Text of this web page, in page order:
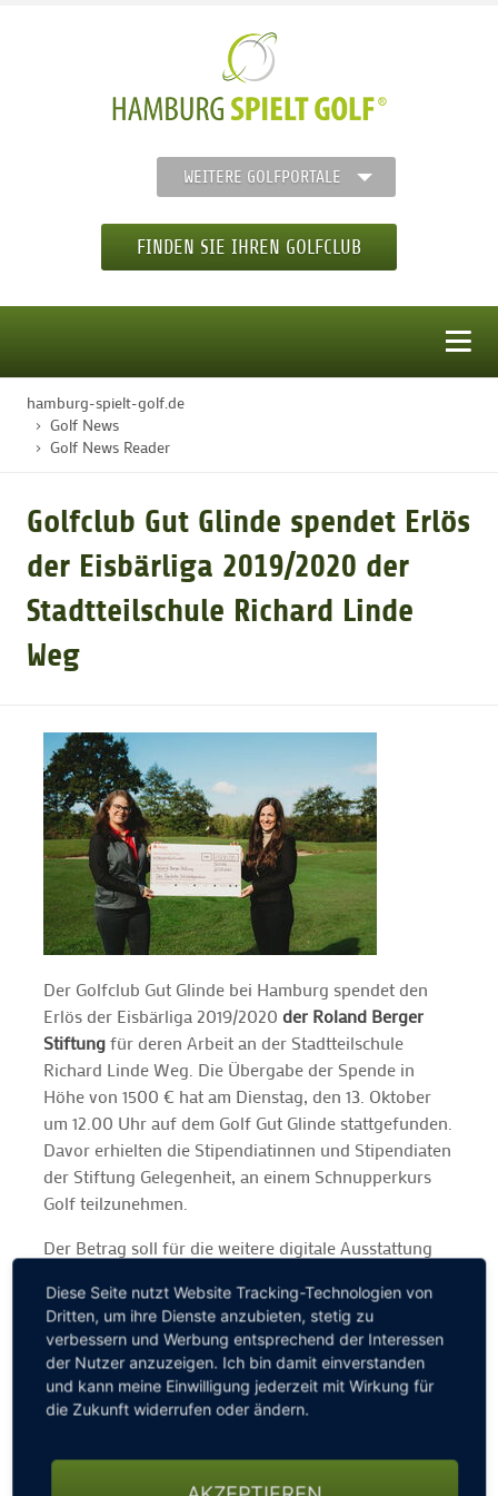
WEITERE GOLFPORTALE
FINDEN SIE IHREN GOLFCLUB
STARTSEITE
GOLFTURNIERE
GOLF NEWS
GOLFEINSTEIGER
GOLFHOTELS
hamburg-spielt-golf.de
Golf News
Golf News Reader
Golfclub Gut Glinde spendet Erlös
der Eisbärliga 2019/2020 der
Stadtteilschule Richard Linde
Weg
Der Golfclub Gut Glinde bei Hamburg spendet den
Erlös der Eisbärliga 2019/2020 der Roland Berger
Stiftungfür deren Arbeit an der Stadtteilschule
Richard Linde Weg. Die Übergabe der Spende in
Höhe von 1500 € hat am Dienstag, den 13. Oktober
um 12.00 Uhr auf dem Golf Gut Glinde stattgefunden.
Davor erhielten die Stipendiatinnen und Stipendiaten
der Stiftung Gelegenheit, an einem Schnupperkurs
Golf teilzunehmen.
Der Betrag soll für die weitere digitale Ausstattung
sollen Keyboards erworben werden, die sie mit ihren
Tablet-Computern nutzen können.
Digitales Lernen mit dem Ziel der „Digitalen
Souveränität“ gehört zum Kernbereich der Förderung
Diese Seite nutzt Website Tracking-Technologien von
Dritten, um ihre Dienste anzubieten, stetig zu
verbessern und Werbung entsprechend der Interessen
der Nutzer anzuzeigen. Ich bin damit einverstanden
und kann meine Einwilligung jederzeit mit Wirkung für
die Zukunft widerrufen oder ändern.